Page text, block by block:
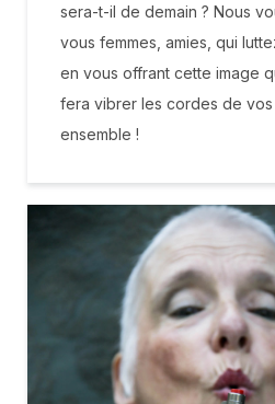
sera-t-il de demain ? Nous
vous femmes, amies, qui
en vous offrant cette image
fera vibrer les cordes de
ensemble !